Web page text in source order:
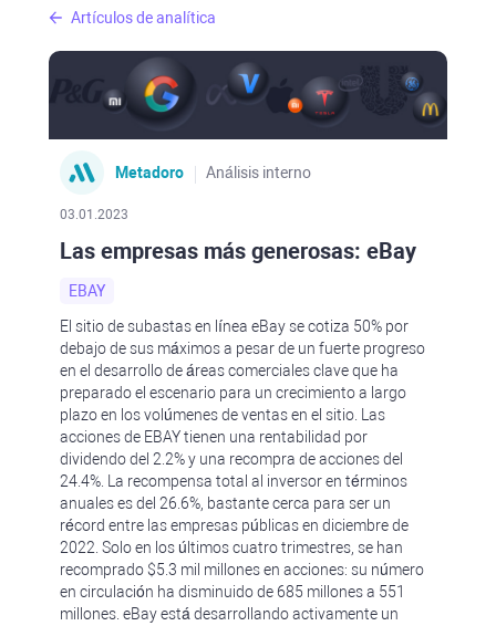
Artículos de analítica
Metadoro Análisis interno
03.01.2023
Las empresas más generosas: eBay
EBAY
El sitio de subastas en línea eBay se cotiza 50% por
debajo de sus máximos a pesar de un fuerte progreso
en el desarrollo de áreas comerciales clave que ha
preparado el escenario para un crecimiento a largo
plazo en los volúmenes de ventas en el sitio. Las
acciones de EBAY tienen una rentabilidad por
dividendo del 2.2% y una recompra de acciones del
24.4%. La recompensa total al inversor en términos
anuales es del 26.6%, bastante cerca para ser un
récord entre las empresas públicas en diciembre de
2022. Solo en los últimos cuatro trimestres, se han
recomprado $5.3 mil millones en acciones: su número
en circulación ha disminuido de 685 millones a 551
millones. eBay está desarrollando activamente un